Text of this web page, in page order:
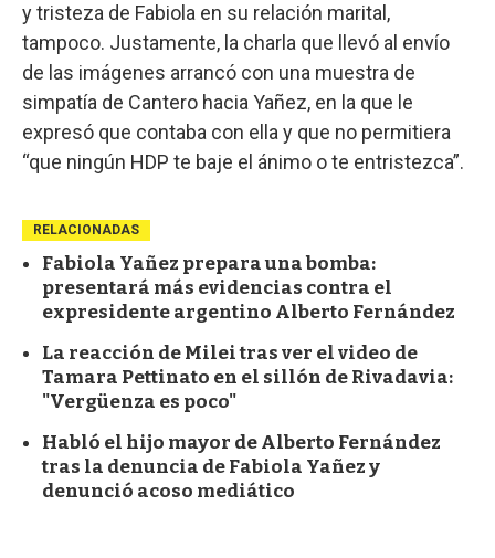
y tristeza de Fabiola en su relación marital,
tampoco. Justamente, la charla que llevó al envío
de las imágenes arrancó con una muestra de
simpatía de Cantero hacia Yañez, en la que le
expresó que contaba con ella y que no permitiera
“que ningún HDP te baje el ánimo o te entristezca”.
RELACIONADAS
Fabiola Yañez prepara una bomba:
presentará más evidencias contra el
expresidente argentino Alberto Fernández
La reacción de Milei tras ver el video de
Tamara Pettinato en el sillón de Rivadavia:
"Vergüenza es poco"
Habló el hijo mayor de Alberto Fernández
tras la denuncia de Fabiola Yañez y
denunció acoso mediático